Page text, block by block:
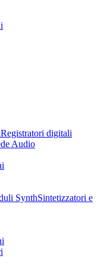
Registratori digitali
Audio
Sintetizzatori e